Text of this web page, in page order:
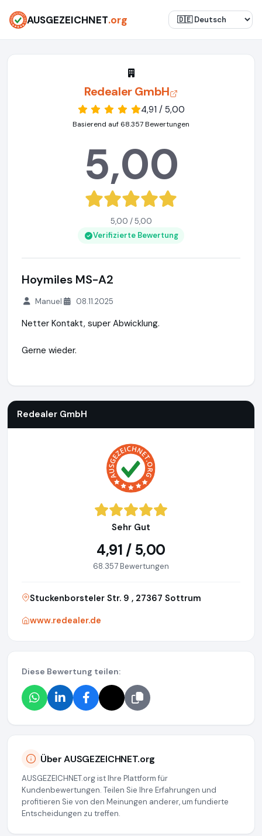
AUSGEZEICHNET.org
Redealer GmbH
4,91 / 5,00
Basierend auf 68.357 Bewertungen
5,00
5,00 / 5,00
Verifizierte Bewertung
Hoymiles MS-A2
Manuel 08.11.2025
Netter Kontakt, super Abwicklung.
Gerne wieder.
Redealer GmbH
Sehr Gut
4,91 / 5,00
68.357 Bewertungen
Stuckenborsteler Str. 9 , 27367 Sottrum
www.redealer.de
Diese Bewertung teilen:
Über AUSGEZEICHNET.org
AUSGEZEICHNET.org ist Ihre Plattform für
Kundenbewertungen. Teilen Sie Ihre Erfahrungen und
profitieren Sie von den Meinungen anderer, um fundierte
Entscheidungen zu treffen.